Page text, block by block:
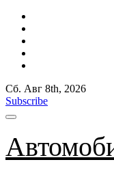
Сб. Авг 8th, 2026
Subscribe